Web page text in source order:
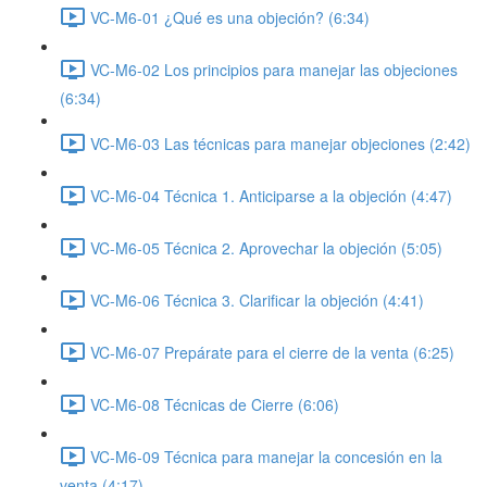
VC-M6-01 ¿Qué es una objeción? (6:34)
VC-M6-02 Los principios para manejar las objeciones
(6:34)
VC-M6-03 Las técnicas para manejar objeciones (2:42)
VC-M6-04 Técnica 1. Anticiparse a la objeción (4:47)
VC-M6-05 Técnica 2. Aprovechar la objeción (5:05)
VC-M6-06 Técnica 3. Clarificar la objeción (4:41)
VC-M6-07 Prepárate para el cierre de la venta (6:25)
VC-M6-08 Técnicas de Cierre (6:06)
VC-M6-09 Técnica para manejar la concesión en la